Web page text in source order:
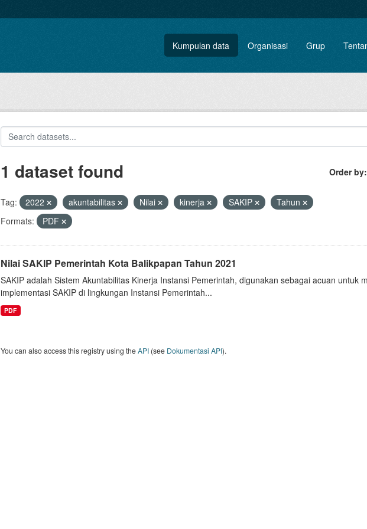
Kumpulan data Organisasi Grup
Order by
1 dataset found
Tag: 2022 akuntabilitas Nilai kinerja SAKIP
Tahun
Formats:
PDF
Nilai SAKIP Pemerintah Kota Balikpapan Tahun 2021
SAKIP adalah Sistem Akuntabilitas Kinerja Instansi Pemerintah, digunakan sebagai acuan untuk
implementasi SAKIP di lingkungan Instansi Pemerintah...
PDF
You can also access this registry using theAPI(see Dokumentasi API).